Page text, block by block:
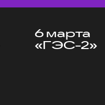
6 марта
«ГЭС-2»